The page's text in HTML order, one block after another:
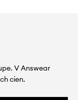
V Answear
cien.